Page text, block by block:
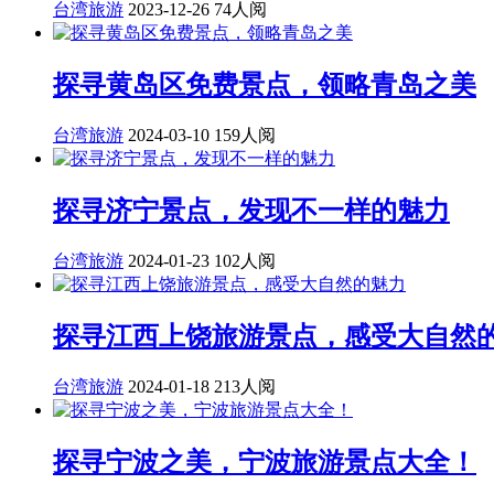
台湾旅游 2023-12-26 74人阅
探寻黄岛区免费景点，领略青岛之美
台湾旅游 2024-03-10 159人阅
探寻济宁景点，发现不一样的魅力
台湾旅游 2024-01-23 102人阅
探寻江西上饶旅游景点，感受大自然
台湾旅游 2024-01-18 213人阅
探寻宁波之美，宁波旅游景点大全！